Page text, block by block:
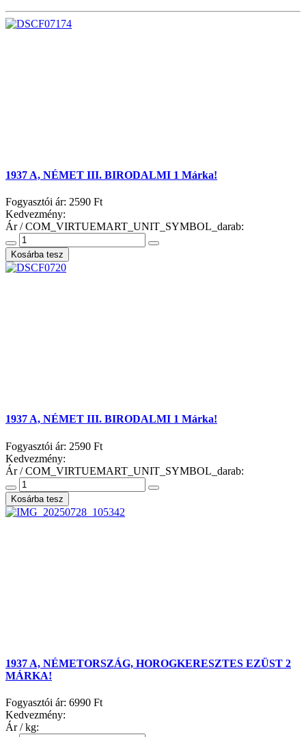
1937 A, NÉMET III. BIRODALMI 1 Márka!
Fogyasztói ár: 2590 Ft
Kedvezmény:
Ár / COM_VIRTUEMART_UNIT_SYMBOL_darab:
1937 A, NÉMET III. BIRODALMI 1 Márka!
Fogyasztói ár: 2590 Ft
Kedvezmény:
Ár / COM_VIRTUEMART_UNIT_SYMBOL_darab:
1937 A, NÉMETORSZÁG, HOROGKERESZTES EZÜST 2
MÁRKA!
Fogyasztói ár: 6990 Ft
Kedvezmény:
Ár / kg: